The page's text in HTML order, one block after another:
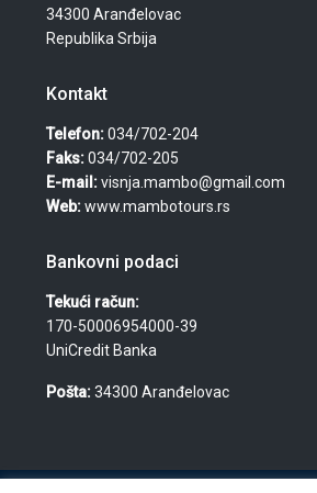
34300 Aranđelovac
Republika Srbija
Kontakt
Telefon:034/702-204
Faks:034/702-205
E-mail:visnja.mambo@gmail.com
Web:www.mambotours.rs
Bankovni podaci
Tekući račun:
170-50006954000-39
UniCredit Banka
Pošta:34300 Aranđelovac